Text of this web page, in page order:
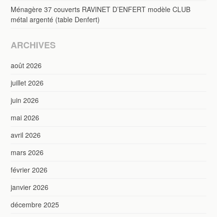
Ménagère 37 couverts RAVINET D’ENFERT modèle CLUB
métal argenté (table Denfert)
ARCHIVES
août 2026
juillet 2026
juin 2026
mai 2026
avril 2026
mars 2026
février 2026
janvier 2026
décembre 2025